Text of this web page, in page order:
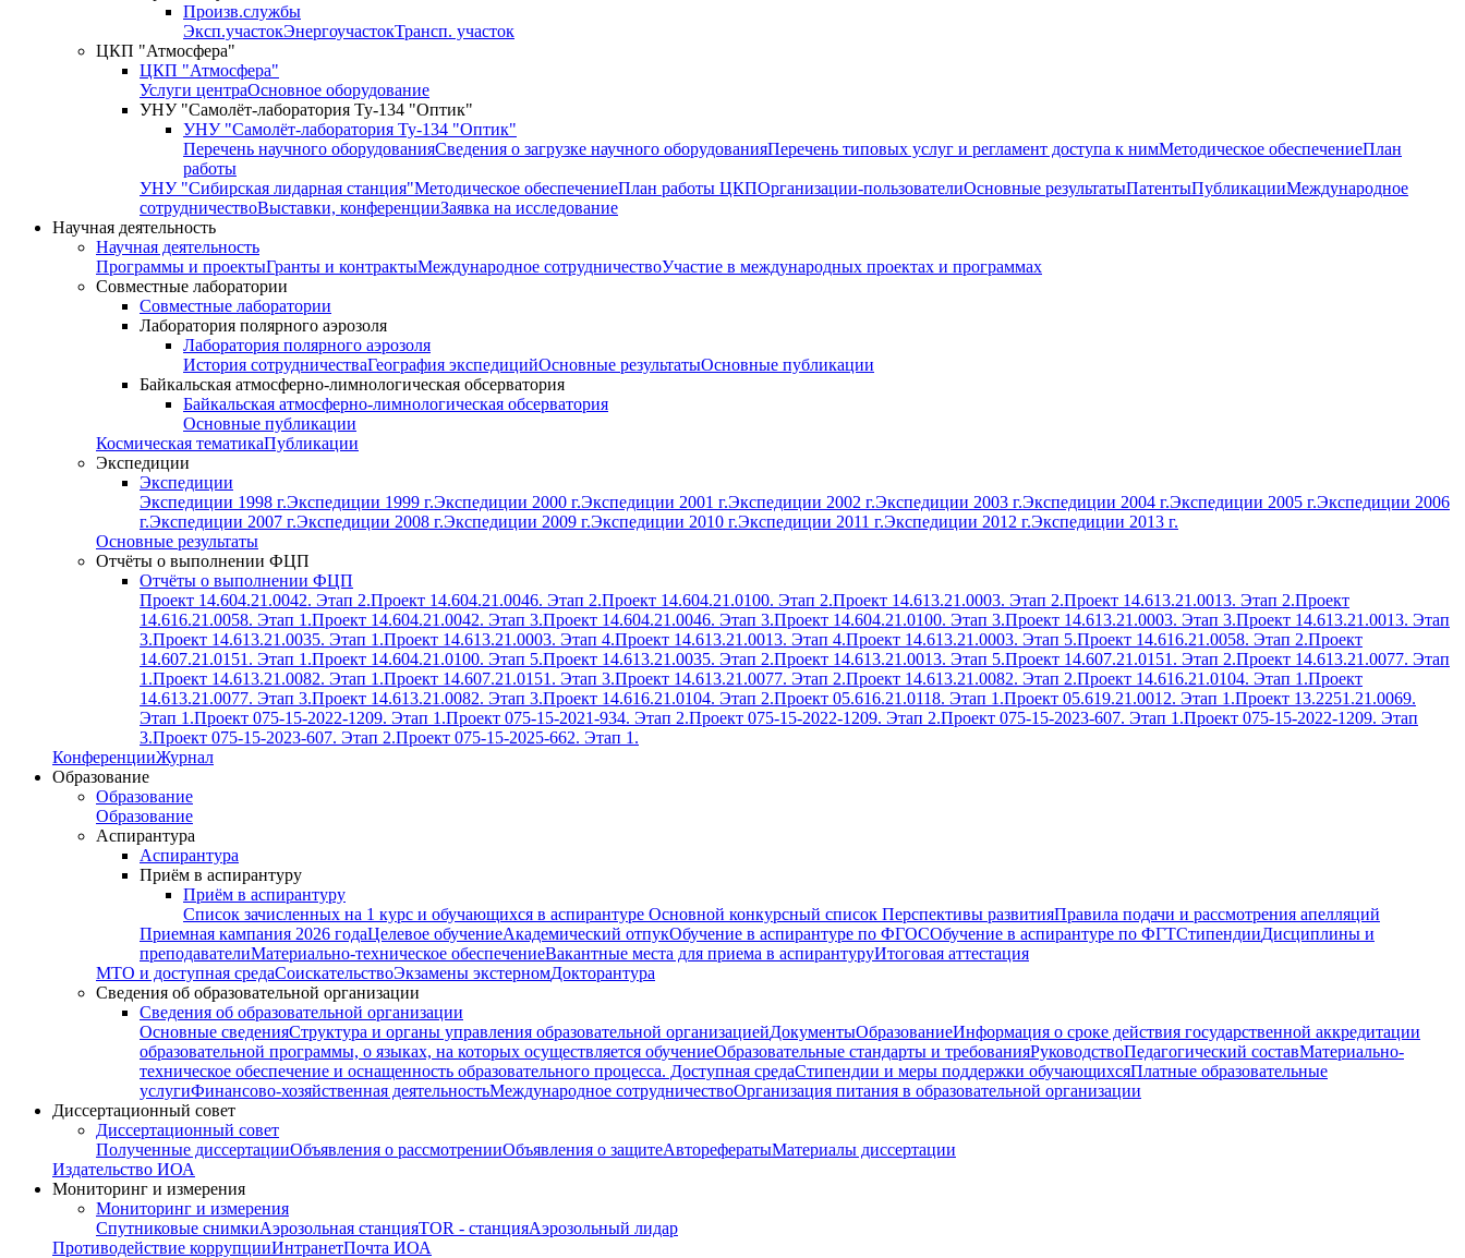
Произв.службы
Эксп.участокЭнергоучастокТрансп. участок
ЦКП "Атмосфера"
ЦКП "Атмосфера"
Услуги центраОсновное оборудование
УНУ "Самолёт-лаборатория Ту-134 "Оптик"
УНУ "Самолёт-лаборатория Ту-134 "Оптик"
Перечень научного оборудованияСведения о загрузке научного оборудованияПеречень типовых услуг и регламент доступа к нимМетодическое обеспечениеПлан
работы
УНУ "Сибирская лидарная станция"Методическое обеспечениеПлан работы ЦКПОрганизации-пользователиОсновные результатыПатентыПубликацииМеждународное
сотрудничествоВыставки, конференцииЗаявка на исследование
Научная деятельность
Научная деятельность
Программы и проектыГранты и контрактыМеждународное сотрудничествоУчастие в международных проектах и программах
Совместные лаборатории
Совместные лаборатории
Лаборатория полярного аэрозоля
Лаборатория полярного аэрозоля
История сотрудничестваГеография экспедицийОсновные результатыОсновные публикации
Байкальская атмосферно-лимнологическая обсерватория
Байкальская атмосферно-лимнологическая обсерватория
Основные публикации
Космическая тематикаПубликации
Экспедиции
Экспедиции
Экспедиции 1998 г.Экспедиции 1999 г.Экспедиции 2000 г.Экспедиции 2001 г.Экспедиции 2002 г.Экспедиции 2003 г.Экспедиции 2004 г.Экспедиции 2005 г.Экспедиции 2006
г.Экспедиции 2007 г.Экспедиции 2008 г.Экспедиции 2009 г.Экспедиции 2010 г.Экспедиции 2011 г.Экспедиции 2012 г.Экспедиции 2013 г.
Основные результаты
Отчёты о выполнении ФЦП
Отчёты о выполнении ФЦП
Проект 14.604.21.0042. Этап 2.Проект 14.604.21.0046. Этап 2.Проект 14.604.21.0100. Этап 2.Проект 14.613.21.0003. Этап 2.Проект 14.613.21.0013. Этап 2.Проект
14.616.21.0058. Этап 1.Проект 14.604.21.0042. Этап 3.Проект 14.604.21.0046. Этап 3.Проект 14.604.21.0100. Этап 3.Проект 14.613.21.0003. Этап 3.Проект 14.613.21.0013. Этап
3.Проект 14.613.21.0035. Этап 1.Проект 14.613.21.0003. Этап 4.Проект 14.613.21.0013. Этап 4.Проект 14.613.21.0003. Этап 5.Проект 14.616.21.0058. Этап 2.Проект
14.607.21.0151. Этап 1.Проект 14.604.21.0100. Этап 5.Проект 14.613.21.0035. Этап 2.Проект 14.613.21.0013. Этап 5.Проект 14.607.21.0151. Этап 2.Проект 14.613.21.0077. Этап
1.Проект 14.613.21.0082. Этап 1.Проект 14.607.21.0151. Этап 3.Проект 14.613.21.0077. Этап 2.Проект 14.613.21.0082. Этап 2.Проект 14.616.21.0104. Этап 1.Проект
14.613.21.0077. Этап 3.Проект 14.613.21.0082. Этап 3.Проект 14.616.21.0104. Этап 2.Проект 05.616.21.0118. Этап 1.Проект 05.619.21.0012. Этап 1.Проект 13.2251.21.0069.
Этап 1.Проект 075-15-2022-1209. Этап 1.Проект 075-15-2021-934. Этап 2.Проект 075-15-2022-1209. Этап 2.Проект 075-15-2023-607. Этап 1.Проект 075-15-2022-1209. Этап
3.Проект 075-15-2023-607. Этап 2.Проект 075-15-2025-662. Этап 1.
КонференцииЖурнал
Образование
Образование
Образование
Аспирантура
Аспирантура
Приём в аспирантуру
Приём в аспирантуру
Список зачисленных на 1 курс и обучающихся в аспирантуре Основной конкурсный список Перспективы развитияПравила подачи и рассмотрения апелляций
Приемная кампания 2026 годаЦелевое обучениеАкадемический отпукОбучение в аспирантуре по ФГОСОбучение в аспирантуре по ФГТСтипендииДисциплины и
преподавателиМатериально-техническое обеспечениеВакантные места для приема в аспирантуруИтоговая аттестация
МТО и доступная средаСоискательствоЭкзамены экстерномДокторантура
Сведения об образовательной организации
Сведения об образовательной организации
Основные сведенияСтруктура и органы управления образовательной организациейДокументыОбразованиеИнформация о сроке действия государственной аккредитации
образовательной программы, о языках, на которых осуществляется обучениеОбразовательные стандарты и требованияРуководствоПедагогический составМатериально-
техническое обеспечение и оснащенность образовательного процесса. Доступная средаСтипендии и меры поддержки обучающихсяПлатные образовательные
услугиФинансово-хозяйственная деятельностьМеждународное сотрудничествоОрганизация питания в образовательной организации
Диссертационный совет
Диссертационный совет
Полученные диссертацииОбъявления о рассмотренииОбъявления о защитеАвторефератыМатериалы диссертации
Издательство ИОА
Мониторинг и измерения
Мониторинг и измерения
Спутниковые снимкиАэрозольная станцияTOR - станцияАэрозольный лидар
Противодействие коррупцииИнтранетПочта ИОА